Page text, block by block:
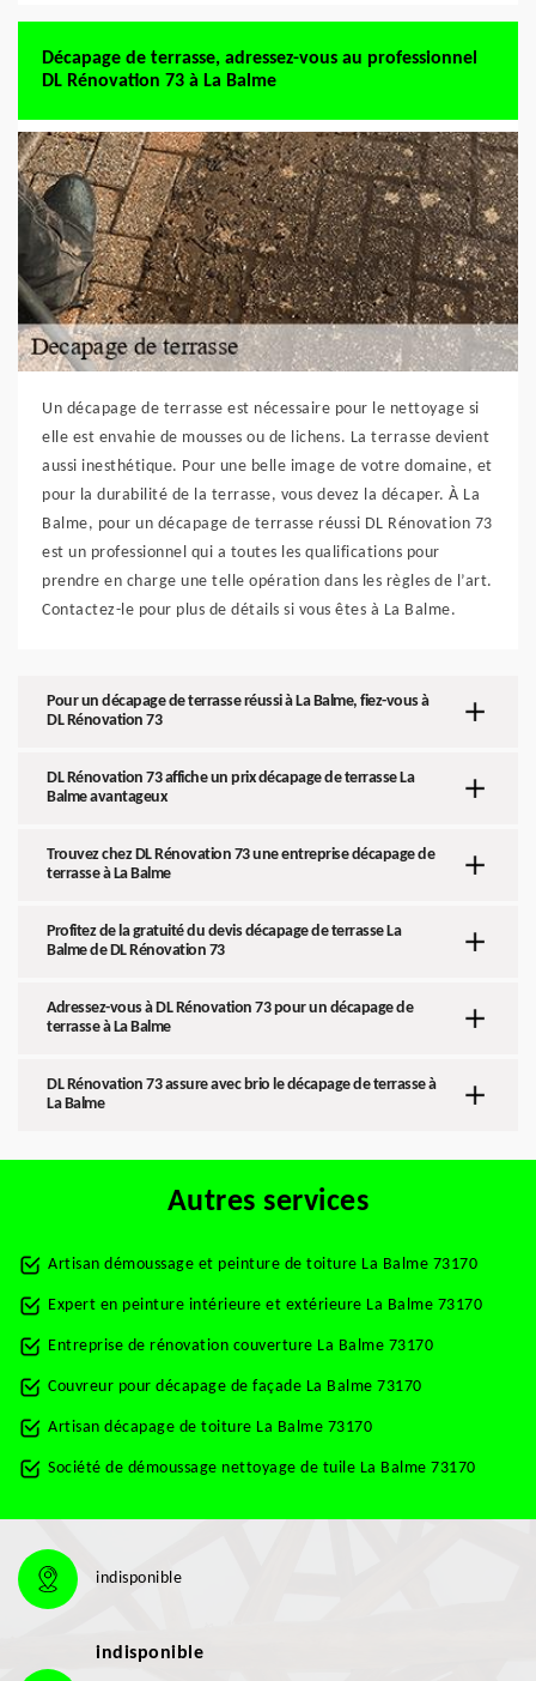
Décapage de terrasse, adressez-vous au professionnel
DL Rénovation 73 à La Balme
Un décapage de terrasse est nécessaire pour le nettoyage si
elle est envahie de mousses ou de lichens. La terrasse devient
aussi inesthétique. Pour une belle image de votre domaine, et
pour la durabilité de la terrasse, vous devez la décaper. À La
Balme, pour un décapage de terrasse réussi DL Rénovation 73
est un professionnel qui a toutes les qualifications pour
prendre en charge une telle opération dans les règles de l’art.
Contactez-le pour plus de détails si vous êtes à La Balme.
Pour un décapage de terrasse réussi à La Balme, fiez-vous à
DL Rénovation 73
DL Rénovation 73 affiche un prix décapage de terrasse La
Balme avantageux
Trouvez chez DL Rénovation 73 une entreprise décapage de
terrasse à La Balme
Profitez de la gratuité du devis décapage de terrasse La
Balme de DL Rénovation 73
Adressez-vous à DL Rénovation 73 pour un décapage de
terrasse à La Balme
DL Rénovation 73 assure avec brio le décapage de terrasse à
La Balme
Autres services
Artisan démoussage et peinture de toiture La Balme 73170
Expert en peinture intérieure et extérieure La Balme 73170
Entreprise de rénovation couverture La Balme 73170
Couvreur pour décapage de façade La Balme 73170
Artisan décapage de toiture La Balme 73170
Société de démoussage nettoyage de tuile La Balme 73170
indisponible
indisponible